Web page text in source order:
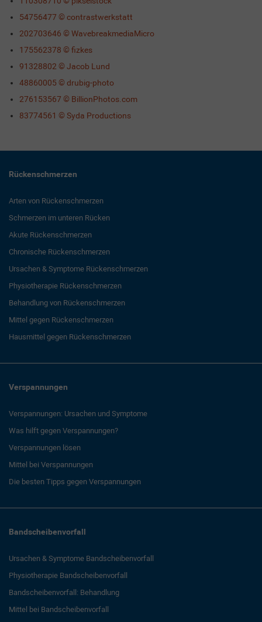
54756477 © contrastwerkstatt
202703646 © WavebreakmediaMicro
175562378 © fizkes
91328802 © Jacob Lund
48860005 © drubig-photo
276153567 © BillionPhotos.com
83774561 © Syda Productions
Rückenschmerzen
Arten von Rückenschmerzen
Schmerzen im unteren Rücken
Akute Rückenschmerzen
Chronische Rückenschmerzen
Ursachen & Symptome Rückenschmerzen
Physiotherapie Rückenschmerzen
Behandlung von Rückenschmerzen
Mittel gegen Rückenschmerzen
Hausmittel gegen Rückenschmerzen
Verspannungen
Verspannungen: Ursachen und Symptome
Was hilft gegen Verspannungen?
Verspannungen lösen
Mittel bei Verspannungen
Die besten Tipps gegen Verspannungen
Bandscheibenvorfall
Ursachen & Symptome Bandscheibenvorfall
Physiotherapie Bandscheibenvorfall
Bandscheibenvorfall: Behandlung
Mittel bei Bandscheibenvorfall